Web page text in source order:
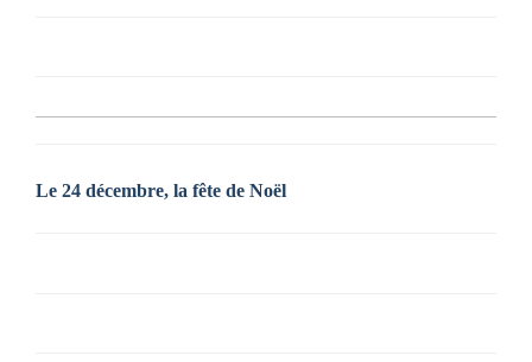
Le 24 décembre, la fête de Noël